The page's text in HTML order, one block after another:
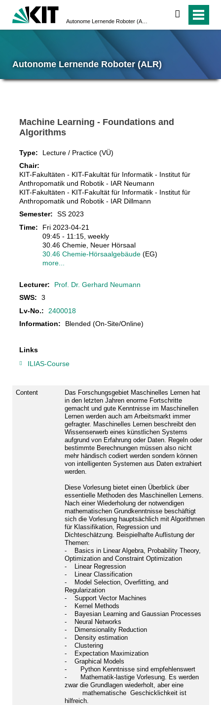
search
Autonome Lernende Roboter (ALR)
Machine Learning - Foundations and
Algorithms
Type:
Lecture / Practice (VÜ)
Chair:
KIT-Fakultäten - KIT-Fakultät für Informatik - Institut für
Anthropomatik und Robotik - IAR Neumann
KIT-Fakultäten - KIT-Fakultät für Informatik - Institut für
Anthropomatik und Robotik - IAR Dillmann
Semester:
SS 2023
Time:
Fri 2023-04-21
09:45 - 11:15, weekly
30.46 Chemie, Neuer Hörsaal
30.46 Chemie-Hörsaalgebäude(EG)
more...
Lecturer:
Prof. Dr. Gerhard Neumann
SWS:
3
Lv-No.:
2400018
Information:
Blended (On-Site/Online)
Links
ILIAS-Course
Content
Das Forschungsgebiet Maschinelles Lernen hat
in den letzten Jahren enorme Fortschritte
gemacht und gute Kenntnisse im Maschinellen
Lernen werden auch am Arbeitsmarkt immer
gefragter. Maschinelles Lernen beschreibt den
Wissenserwerb eines künstlichen Systems
aufgrund von Erfahrung oder Daten. Regeln oder
bestimmte Berechnungen müssen also nicht
mehr händisch codiert werden sondern können
von intelligenten Systemen aus Daten extrahiert
werden.
Diese Vorlesung bietet einen Überblick über
essentielle Methoden des Maschinellen Lernens.
Nach einer Wiederholung der notwendigen
mathematischen Grundkenntnisse beschäftigt
sich die Vorlesung hauptsächlich mit Algorithmen
für Klassifikation, Regression und
Dichteschätzung. Beispielhafte Auflistung der
Themen:
- Basics in Linear Algebra, Probability Theory,
Optimization and Constraint Optimization
- Linear Regression
- Linear Classification
- Model Selection, Overfitting, and
Regularization
- Support Vector Machines
- Kernel Methods
- Bayesian Learning and Gaussian Processes
- Neural Networks
- Dimensionality Reduction
- Density estimation
- Clustering
- Expectation Maximization
- Graphical Models
- Python Kenntnisse sind empfehlenswert
- Mathematik-lastige Vorlesung. Es werden
zwar die Grundlagen wiederholt, aber eine
mathematische Geschicklichkeit ist
hilfreich.